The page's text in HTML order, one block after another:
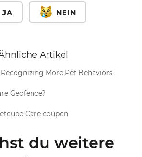
JA NEIN
Artikel
More Pet Behaviors
Geofence?
Care coupon
du weitere